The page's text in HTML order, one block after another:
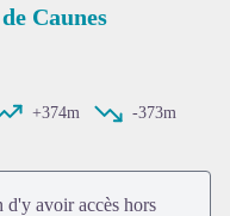
l'image en plein écran
Caunes
+374m
-373m
d'y avoir accès hors